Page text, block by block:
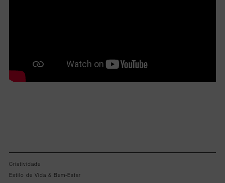
Criatividade
Estilo de Vida & Bem-Estar